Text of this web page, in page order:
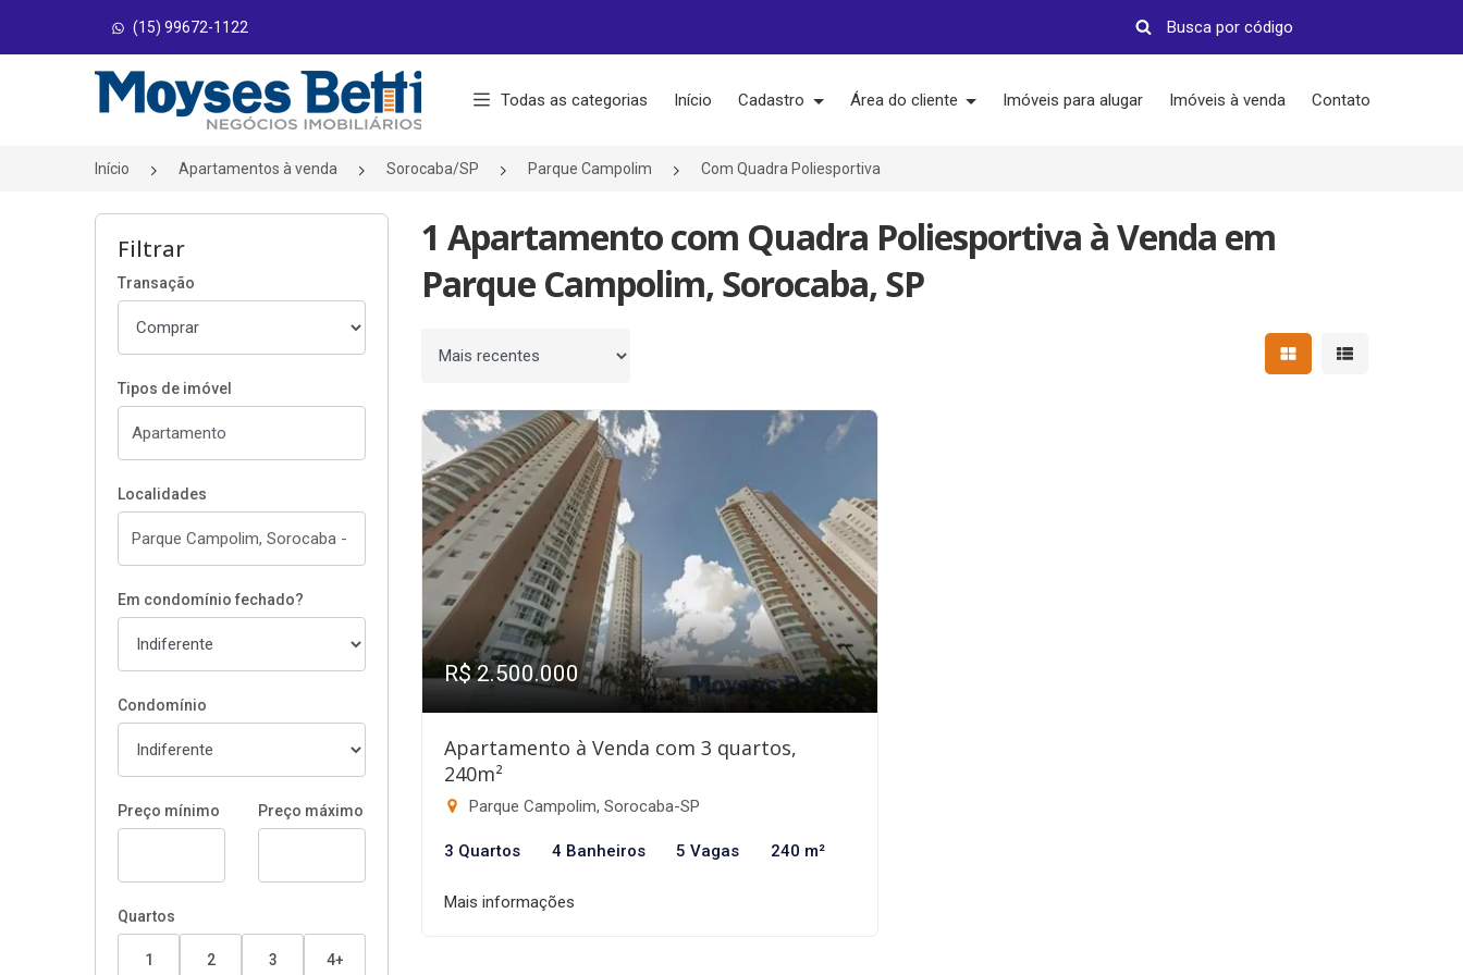
(15) 99672-1122
Página inicial Todas as categorias Início Cadastro Área do cliente Imóveis para alugar Imóveis à venda Contato
Início Apartamentos à venda Sorocaba/SP Parque Campolim Com Quadra Poliesportiva
Filtrar
Transação
Tipos de imóvel
Localidades
Em condomínio fechado?
Condomínio
Preço mínimo Preço máximo
Quartos
1 2 3 4+
1 Apartamento com Quadra Poliesportiva à Venda em
Parque Campolim, Sorocaba, SP
Ordenar por Mostrar resultados em
Mostrar
R$ 2.500.000
Apartamento à Venda com 3 quartos,
240m²
Parque Campolim, Sorocaba-SP
3 Quartos 4 Banheiros 5 Vagas 240 m²
Mais informações